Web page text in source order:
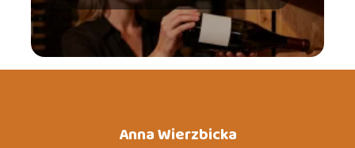
Anna Wierzbicka